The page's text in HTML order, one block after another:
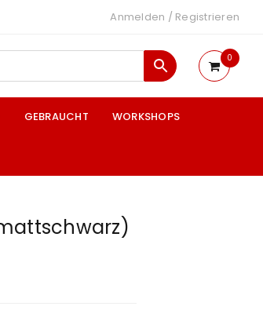
Anmelden / Registrieren
0
GEBRAUCHT WORKSHOPS